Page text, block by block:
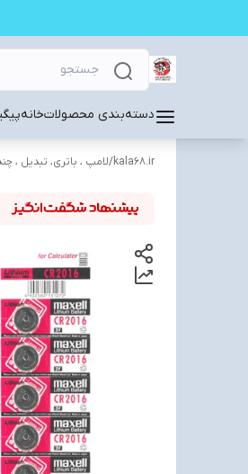
دسته‌بندی محصولاتخانه
kala68.ir
/لامپ ، باتری، تبدیل ،